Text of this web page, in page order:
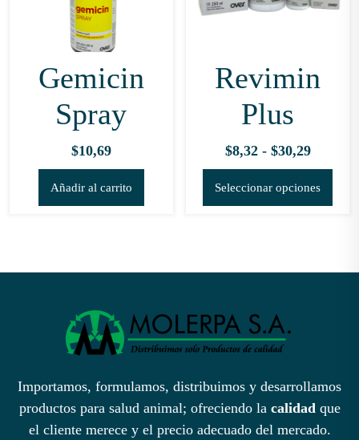
Gemicin
Spray
$10,69
Añadir al carrito
Revimin
Plus
$8,32 - $30,29Rango
de
precios:
Seleccionar opciones
en
la
Importamos, formulamos, distribuimos y desarrollamos
productos para salud animal; ofreciendo la calidad que
el cliente merece y el precio adecuado del mercado.